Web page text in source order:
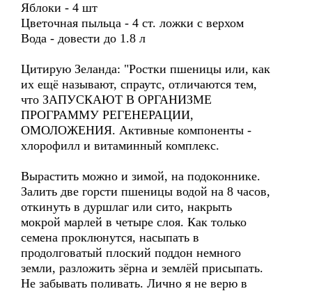
Яблоки - 4 шт
Цветочная пыльца - 4 ст. ложки с верхом
Вода - довести до 1.8 л
Цитирую Зеланда: "Ростки пшеницы или, как
их ещё называют, спраутс, отличаются тем,
что ЗАПУСКАЮТ В ОРГАНИЗМЕ
ПРОГРАММУ РЕГЕНЕРАЦИИ,
ОМОЛОЖЕНИЯ. Активные компоненты -
хлорофилл и витаминный комплекс.
Вырастить можно и зимой, на подоконнике.
Залить две горсти пшеницы водой на 8 часов,
откинуть в дуршлаг или сито, накрыть
мокрой марлей в четыре слоя. Как только
семена проклюнутся, насыпать в
продолговатый плоский поддон немного
земли, разложить зёрна и землёй присыпать.
Не забывать поливать. Лично я не верю в